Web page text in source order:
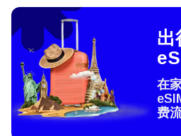
出
在
费